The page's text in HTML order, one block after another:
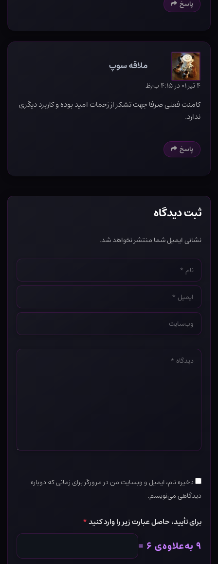
پاسخ
ملاقه سوپ
۴ تیر ۰۱ در ۴:۱۵ ب٫ظ
کامنت فعلی صرفا جهت تشکر از زحمات امید بوده و کاربرد دیگری
ندارد.
پاسخ
ثبت دیدگاه
نشانی ایمیل شما منتشر نخواهد شد.
نام
*
ایمیل
*
وب‌سایت
*
دیدگاه
ذخیره نام، ایمیل و وبسایت من در مرورگر برای زمانی که دوباره
دیدگاهی می‌نویسم.
برای تأیید، حاصل عبارت زیر را وارد کنید*
۹ به‌علاوه‌ی ۶ =